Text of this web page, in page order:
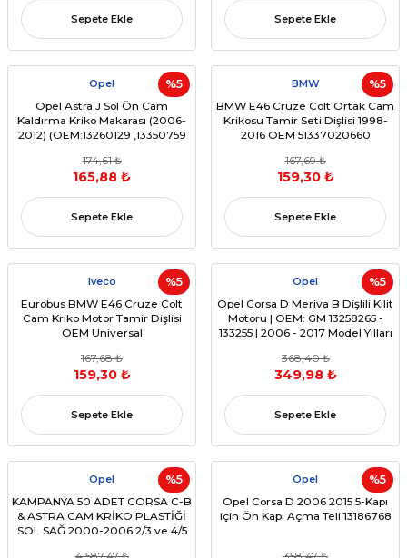
Sepete Ekle Sepete Ekle
%5
Opel
Opel Astra J Sol Ön Cam
Kaldırma Kriko Makarası (2006-
2012) (OEM:13260129 ,13350759
174,61 ₺
165,88 ₺
Sepete Ekle
%5
BMW
BMW E46 Cruze Colt Ortak Cam
Krikosu Tamir Seti Dişlisi 1998-
2016 OEM 51337020660
167,69 ₺
159,30 ₺
Sepete Ekle
%5
Iveco
Eurobus BMW E46 Cruze Colt
Cam Kriko Motor Tamir Dişlisi
OEM Universal
167,68 ₺
159,30 ₺
Sepete Ekle
%5
Opel
Opel Corsa D Meriva B Dişlili Kilit
Motoru | OEM: GM 13258265 -
133255 | 2006 - 2017 Model Yılları
368,40 ₺
349,98 ₺
Sepete Ekle
%5
Opel
KAMPANYA 50 ADET CORSA C-B
& ASTRA CAM KRİKO PLASTİĞİ
SOL SAĞ 2000-2006 2/3 ve 4/5
%5
Opel
Opel Corsa D 2006 2015 5-Kapı
için Ön Kapı Açma Teli 13186768